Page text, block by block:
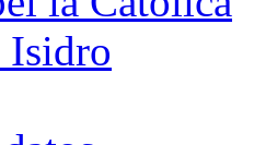
Isidro